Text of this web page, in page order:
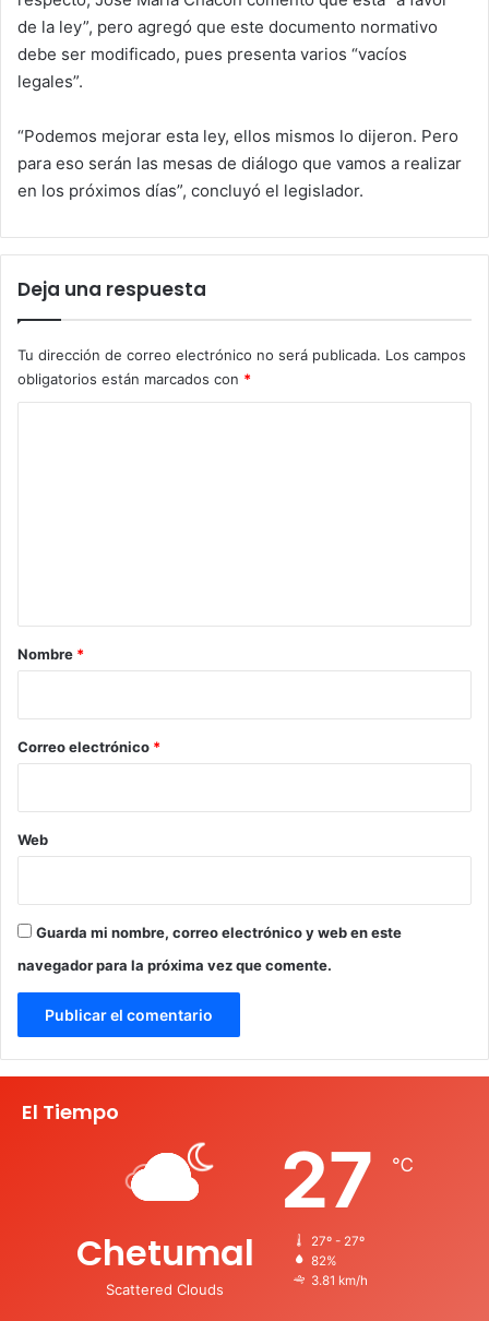
de la ley”, pero agregó que este documento normativo
debe ser modificado, pues presenta varios “vacíos
legales”.
“Podemos mejorar esta ley, ellos mismos lo dijeron. Pero
para eso serán las mesas de diálogo que vamos a realizar
en los próximos días”, concluyó el legislador.
Deja una respuesta
Tu dirección de correo electrónico no será publicada. Los campos
obligatorios están marcados con *
r
*
Nombre *
Correo electrónico *
Web
Guarda mi nombre, correo electrónico y web en este
navegador para la próxima vez que comente.
El Tiempo
Chetumal
Scattered Clouds
27 ℃
27º - 27º
82%
3.81 km/h